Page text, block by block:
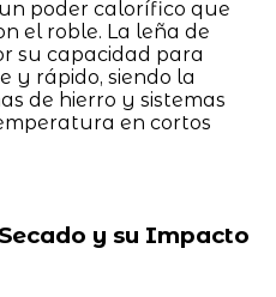
poder calorífico que
el roble. La leña de
su capacidad para
y rápido, siendo la
de hierro y sistemas
en cortos
y su Impacto